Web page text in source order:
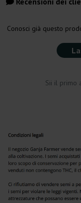
Conosci già questo
Sii il primo